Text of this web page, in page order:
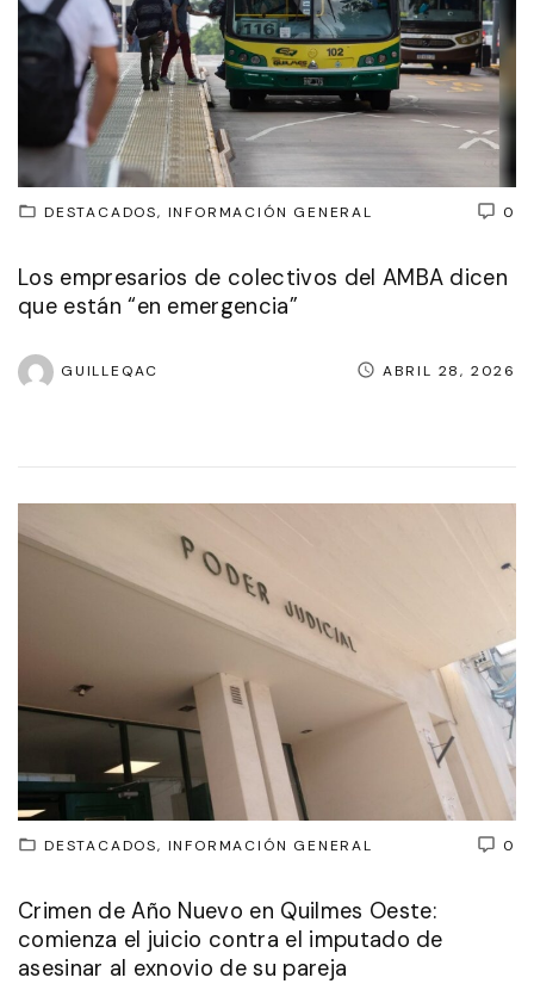
0
DESTACADOS INFORMACIÓN GENERAL
Los empresarios de colectivos del AMBA dicen
que están “en emergencia”
GUILLEQAC ABRIL 28, 2026
0
DESTACADOS INFORMACIÓN GENERAL
Crimen de Año Nuevo en Quilmes Oeste:
comienza el juicio contra el imputado de
asesinar al exnovio de su pareja